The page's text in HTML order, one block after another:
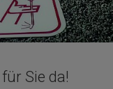
Sie da!